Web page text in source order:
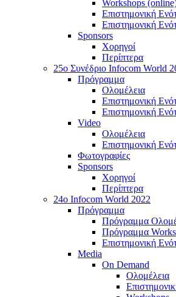
Workshops
Επιστημονική
Επιστημονική
Sponsors
Χορηγοί
Περίπτερα
25o Συνέδριο Infocom World
Πρόγραμμα
Ολομέλεια
Επιστημονική
Επιστημονική
Video
Ολομέλεια
Επιστημονική
Φωτογραφίες
Sponsors
Χορηγοί
Περίπτερα
24o Infocom World 2022
Πρόγραμμα
Πρόγραμμα
Πρόγραμμα
Επιστημονική
Media
On Demand
Ολομέλεια